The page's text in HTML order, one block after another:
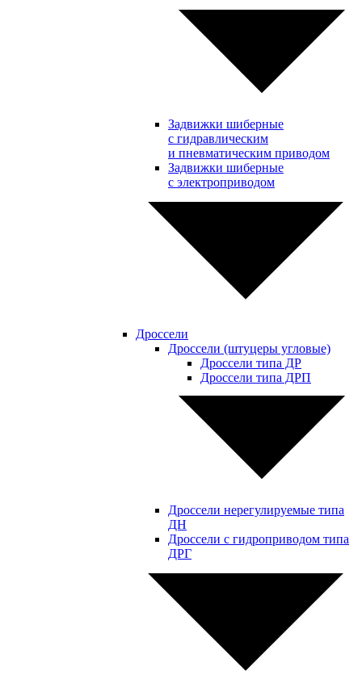
Задвижки шиберные
с гидравлическим
и пневматическим приводом
Задвижки шиберные
с электроприводом
Дроссели
Дроссели (штуцеры угловые)
Дроссели типа ДР
Дроссели типа ДРП
Дроссели нерегулируемые типа
ДН
Дроссели с гидроприводом типа
ДРГ